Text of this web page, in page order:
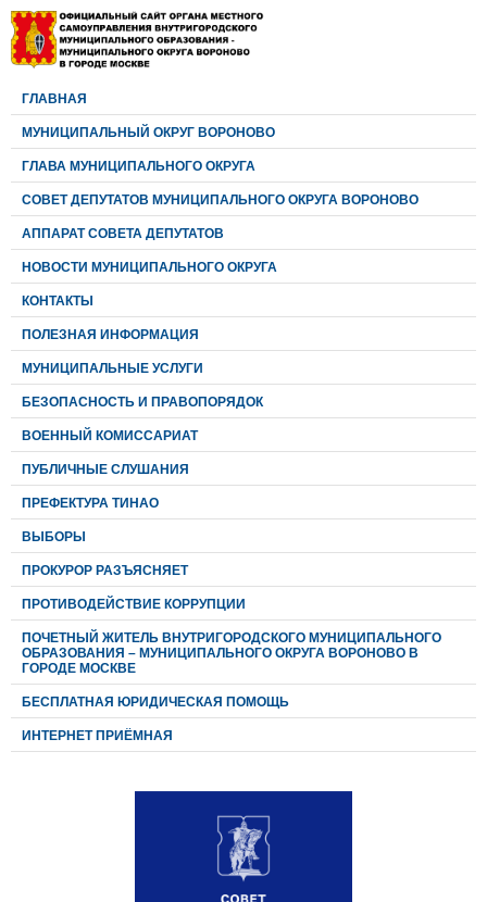
ГЛАВНАЯ
МУНИЦИПАЛЬНЫЙ ОКРУГ ВОРОНОВО
ГЛАВА МУНИЦИПАЛЬНОГО ОКРУГА
CОВЕТ ДЕПУТАТОВ МУНИЦИПАЛЬНОГО ОКРУГА ВОРОНОВО
АППАРАТ СОВЕТА ДЕПУТАТОВ
НОВОСТИ МУНИЦИПАЛЬНОГО ОКРУГА
КОНТАКТЫ
ПОЛЕЗНАЯ ИНФОРМАЦИЯ
МУНИЦИПАЛЬНЫЕ УСЛУГИ
БЕЗОПАСНОСТЬ И ПРАВОПОРЯДОК
ВОЕННЫЙ КОМИССАРИАТ
ПУБЛИЧНЫЕ СЛУШАНИЯ
ПРЕФЕКТУРА ТИНАО
ВЫБОРЫ
ПРОКУРОР РАЗЪЯСНЯЕТ
ПРОТИВОДЕЙСТВИЕ КОРРУПЦИИ
ПОЧЕТНЫЙ ЖИТЕЛЬ ВНУТРИГОРОДСКОГО МУНИЦИПАЛЬНОГО
ОБРАЗОВАНИЯ – МУНИЦИПАЛЬНОГО ОКРУГА ВОРОНОВО В
ГОРОДЕ МОСКВЕ
БЕСПЛАТНАЯ ЮРИДИЧЕСКАЯ ПОМОЩЬ
ИНТЕРНЕТ ПРИЁМНАЯ